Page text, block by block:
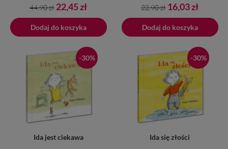
Cena
podstawowa
44,90 zł Cena
22,45 zł
Dodaj do koszyka
Cena
podstawowa
22,90 zł Cena
16,03 zł
Dodaj do koszyka
Dodano do koszyka
-30%
Ida jest ciekawa
-30%
Ida się złości